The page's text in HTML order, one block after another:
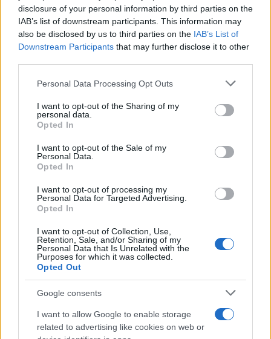
disclosure of your personal information by third parties on the
IAB’s list of downstream participants. This information may
also be disclosed by us to third parties on the IAB’s List of
Downstream Participants that may further disclose it to other
Please note that this website/app uses one or more Google
not limited to your visit or usage behaviour. You may click to
grant or deny consent to Google and its third-party tags to
use your data for below specified purposes in below Google
consent section.
Personal Data Processing Opt Outs
I want to opt-out of the Sharing of my
personal data.
Opted In
I want to opt-out of the Sale of my
Personal Data.
Opted In
I want to opt-out of processing my
Personal Data for Targeted Advertising.
Opted In
I want to opt-out of Collection, Use,
Retention, Sale, and/or Sharing of my
Personal Data that Is Unrelated with the
Purposes for which it was collected.
Opted Out
Google consents
I want to allow Google to enable storage
related to advertising like cookies on web or